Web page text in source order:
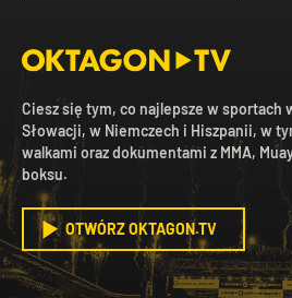
Ciesz się tym, co najlepsze w sportach
Słowacji, w Niemczech i Hiszpanii, w
walkami oraz dokumentami z MMA,
boksu.
OTWÓRZ OKTAGON.TV